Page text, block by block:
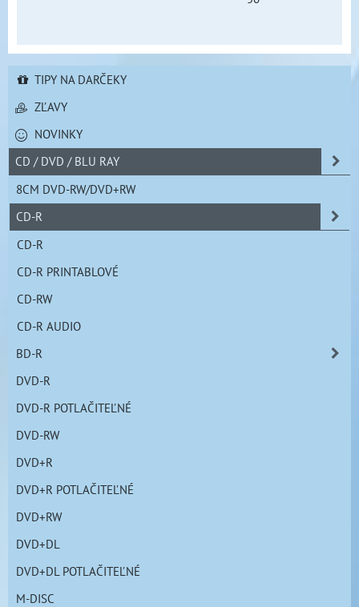
TIPY NA DARČEKY
ZĽAVY
NOVINKY
CD / DVD / BLU RAY
8CM DVD-RW/DVD+RW
CD-R
CD-R
CD-R PRINTABLOVÉ
CD-RW
CD-R AUDIO
BD-R
DVD-R
DVD-R POTLAČITEĽNÉ
DVD-RW
DVD+R
DVD+R POTLAČITEĽNÉ
DVD+RW
DVD+DL
DVD+DL POTLAČITEĽNÉ
M-DISC